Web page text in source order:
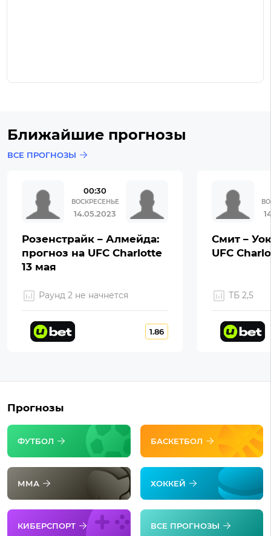
Ближайшие прогнозы
ВСЕ ПРОГНОЗЫ
00:30
ВОСКРЕСЕНЬЕ
14.05.2023
Розенстрайк – Алмейда:
прогноз на UFC Charlotte
13 мая
Раунд 2 не начнется
1.86
Смит –
UFC
ТБ 2,5
Прогнозы
ФУТБОЛ БАСКЕТБОЛ
ММА ХОККЕЙ
КИБЕРСПОРТ ВСЕ ПРОГНОЗЫ